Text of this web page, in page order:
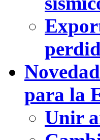
para la
Unir